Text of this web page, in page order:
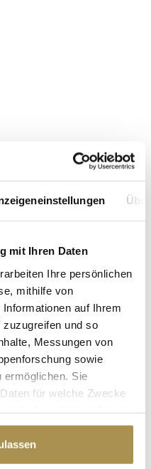
mit Ihren Daten
Ihre persönlichen
mithilfe von
auf Ihrem
und so
Messungen von
sowie
ermöglichen. Sie
für welche Zwecke
auf das Privacy